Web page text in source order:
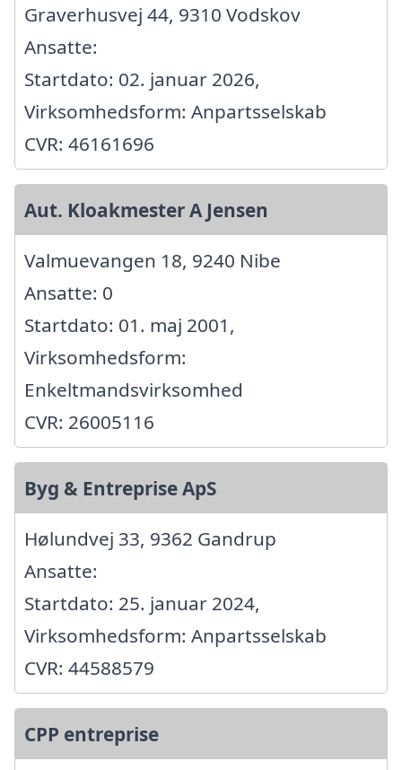
Graverhusvej 44, 9310 Vodskov
Ansatte:
Startdato: 02. januar 2026,
Virksomhedsform: Anpartsselskab
CVR: 46161696
Aut. Kloakmester A Jensen
Valmuevangen 18, 9240 Nibe
Ansatte: 0
Startdato: 01. maj 2001,
Virksomhedsform:
Enkeltmandsvirksomhed
CVR: 26005116
Byg & Entreprise ApS
Hølundvej 33, 9362 Gandrup
Ansatte:
Startdato: 25. januar 2024,
Virksomhedsform: Anpartsselskab
CVR: 44588579
CPP entreprise